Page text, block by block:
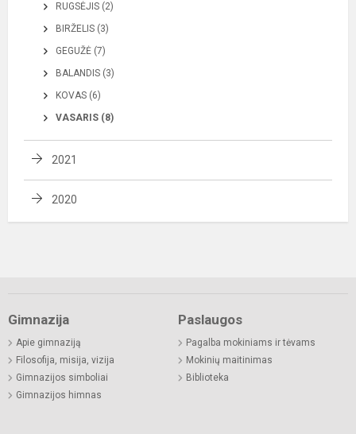
RUGSĖJIS (2)
BIRŽELIS (3)
GEGUŽĖ (7)
BALANDIS (3)
KOVAS (6)
VASARIS (8)
2021
2020
Gimnazija
Apie gimnaziją
Filosofija, misija, vizija
Gimnazijos simboliai
Gimnazijos himnas
Paslaugos
Pagalba mokiniams ir tėvams
Mokinių maitinimas
Biblioteka